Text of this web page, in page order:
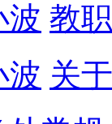
波 教
波 关